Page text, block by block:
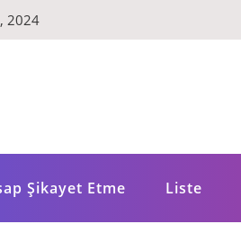
2024
Şikayet Etme Liste